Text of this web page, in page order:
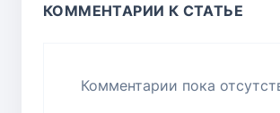
КОММЕНТАРИИ К СТАТЬЕ
Комментарии пока